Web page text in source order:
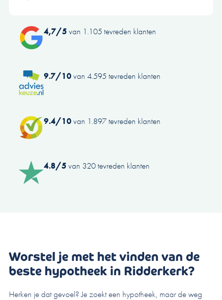
4,7/5 van 1.105 tevreden klanten
9.7/10van 4.595 tevreden klanten
9.4/10van 1.897 tevreden klanten
4.8/5 van 320 tevreden klanten
Worstel je met het vinden van de
beste hypotheek in Ridderkerk?
Herken je dat gevoel? Je zoekt een hypotheek, maar de weg